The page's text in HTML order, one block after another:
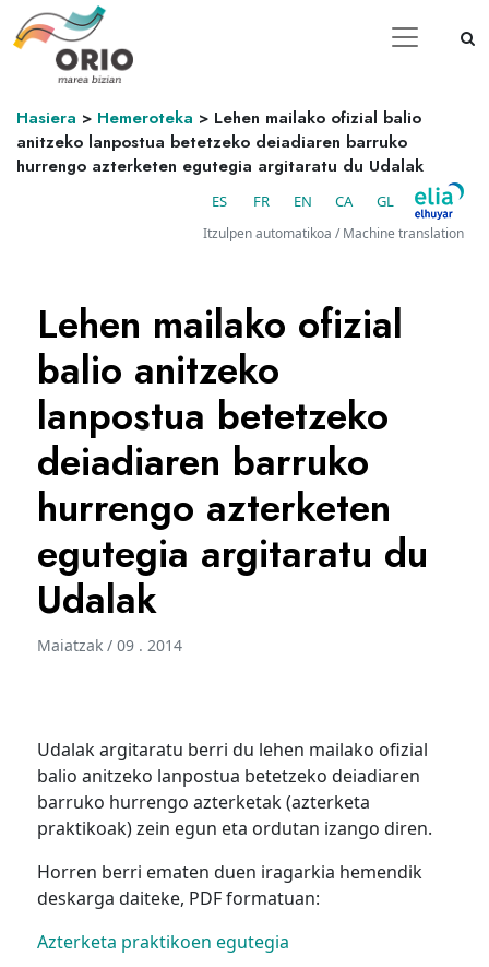
Hasiera > Hemeroteka > Lehen mailako ofizial balio
anitzeko lanpostua betetzeko deiadiaren barruko
hurrengo azterketen egutegia argitaratu du Udalak
ES FR EN CA GL
Itzulpen automatikoa / Machine translation
Lehen mailako ofizial
balio anitzeko
lanpostua betetzeko
deiadiaren barruko
hurrengo azterketen
egutegia argitaratu du
Udalak
Maiatzak / 09 . 2014
Udalak argitaratu berri du lehen mailako ofizial
balio anitzeko lanpostua betetzeko deiadiaren
barruko hurrengo azterketak (azterketa
praktikoak) zein egun eta ordutan izango diren.
Horren berri ematen duen iragarkia hemendik
deskarga daiteke, PDF formatuan:
Azterketa praktikoen egutegia